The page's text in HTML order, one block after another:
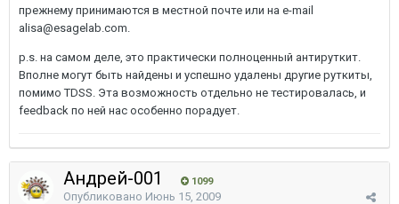
прежнему принимаются в местной почте или на e-mail
alisa@esagelab.com.
p.s. на самом деле, это практически полноценный антируткит.
Вполне могут быть найдены и успешно удалены другие руткиты,
помимо TDSS. Эта возможность отдельно не тестировалась, и
feedback по ней нас особенно порадует.
Андрей-001 1099
Опубликовано Июнь 15, 2009